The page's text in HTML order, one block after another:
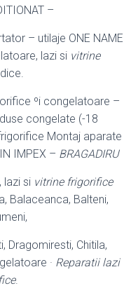
–
– utilaje ONE NAME
lazi si vitrine
ºi congelatoare –
congelate (-18
Montaj aparate
IMPEX – BRAGADIRU
lazi si vitrine frigorifice
Balaceanca, Balteni,
Dragomiresti, Chitila,
· Reparatii lazi
.